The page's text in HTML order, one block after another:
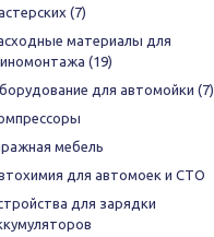
(7)
материалы для
(19)
для автомойки (7)
мебель
для автомоек и СТО
для зарядки